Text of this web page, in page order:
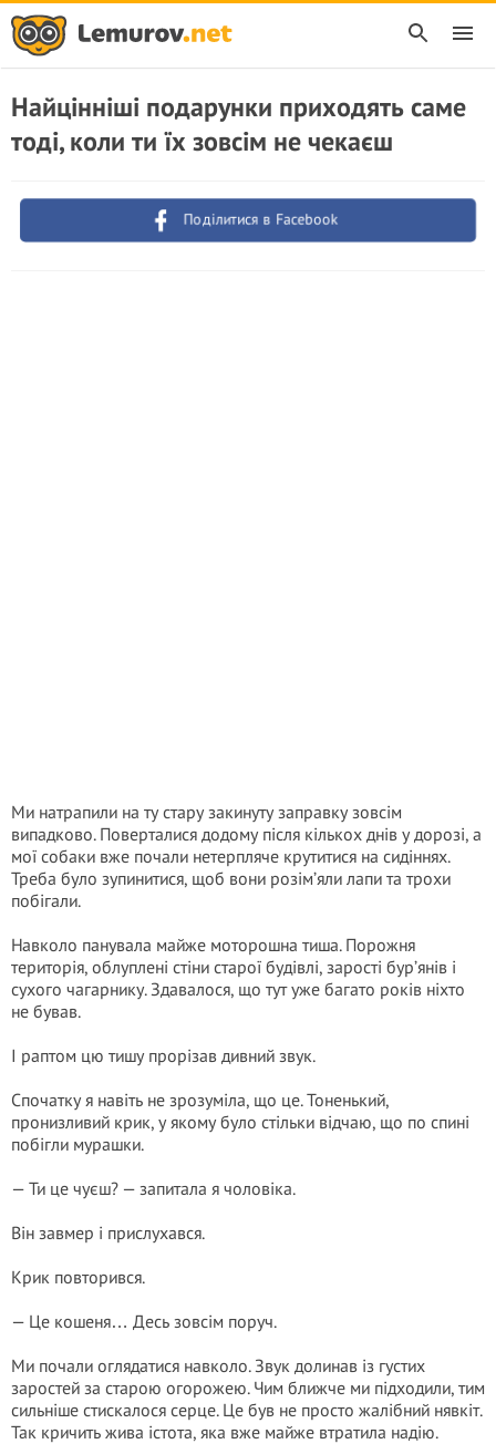
Найцінніші подарунки приходять саме
тоді, коли ти їх зовсім не чекаєш
Поділитися в Facebook
Ми натрапили на ту стару закинуту заправку зовсім
випадково. Поверталися додому після кількох днів у дорозі, а
мої собаки вже почали нетерпляче крутитися на сидіннях.
Треба було зупинитися, щоб вони розім’яли лапи та трохи
побігали.
Навколо панувала майже моторошна тиша. Порожня
територія, облуплені стіни старої будівлі, зарості бур’янів і
сухого чагарнику. Здавалося, що тут уже багато років ніхто
не бував.
І раптом цю тишу прорізав дивний звук.
Спочатку я навіть не зрозуміла, що це. Тоненький,
пронизливий крик, у якому було стільки відчаю, що по спині
побігли мурашки.
— Ти це чуєш? — запитала я чоловіка.
Він завмер і прислухався.
Крик повторився.
— Це кошеня… Десь зовсім поруч.
Ми почали оглядатися навколо. Звук долинав із густих
заростей за старою огорожею. Чим ближче ми підходили, тим
сильніше стискалося серце. Це був не просто жалібний нявкіт.
Так кричить жива істота, яка вже майже втратила надію.